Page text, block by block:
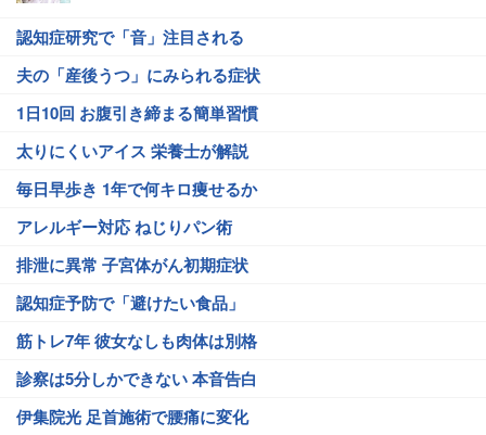
認知症研究で「音」注目される
夫の「産後うつ」にみられる症状
1日10回 お腹引き締まる簡単習慣
太りにくいアイス 栄養士が解説
毎日早歩き 1年で何キロ痩せるか
アレルギー対応 ねじりパン術
排泄に異常 子宮体がん初期症状
認知症予防で「避けたい食品」
筋トレ7年 彼女なしも肉体は別格
診察は5分しかできない 本音告白
伊集院光 足首施術で腰痛に変化